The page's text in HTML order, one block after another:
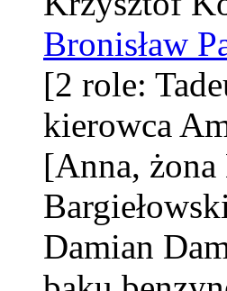
Bronisław
[2 role:
kierowca
[Anna,
Damian